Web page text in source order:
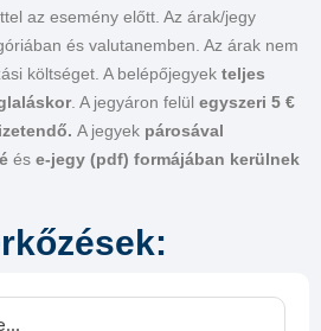
az esemény előtt. Az árak/jegy
és valutanemben. Az árak nem
költséget. A belépőjegyek teljes
. A jegyáron felül egyszeri 5 €
A jegyek párosával
és e-jegy (pdf) formájában kerülnek